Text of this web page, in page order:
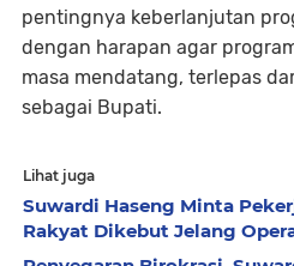
pentingnya keberlanjutan
dengan harapan agar
masa mendatang, terlepas
sebagai Bupati.
Lihat juga
Suwardi Haseng Minta
Rakyat Dikebut Jelang